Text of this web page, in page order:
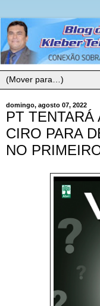
domingo, agosto 07, 2022
PT TENTARÁ
CIRO PARA
NO